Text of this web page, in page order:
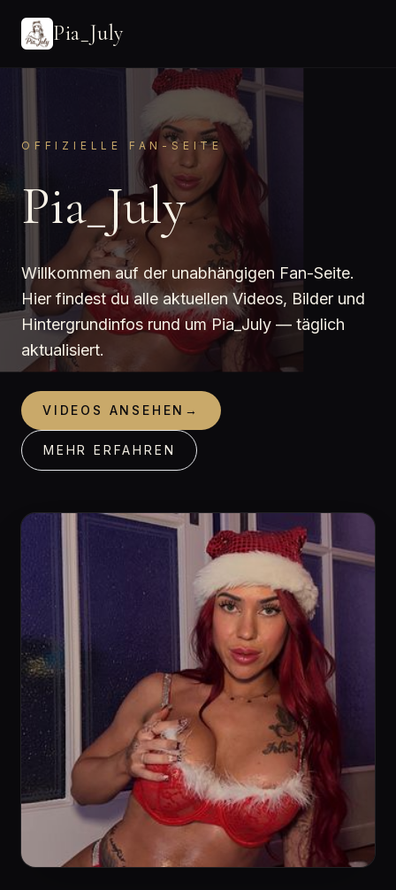
Pia_July
OFFIZIELLE FAN-SEITE
Pia_July
Willkommen auf der unabhängigen Fan-Seite.
Hier findest du alle aktuellen Videos, Bilder und
Hintergrundinfos rund um Pia_July — täglich
aktualisiert.
VIDEOS ANSEHEN →
MEHR ERFAHREN